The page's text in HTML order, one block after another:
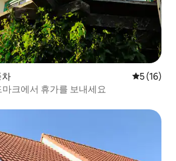
평점 5점
5 (16)
크에서 휴가를 보내세요